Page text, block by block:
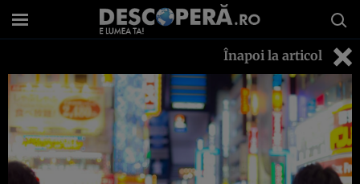
Înapoi la articol